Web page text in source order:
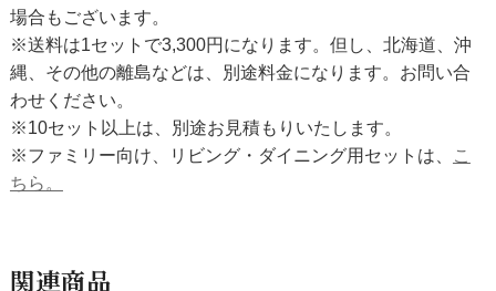
場合もございます。
※送料は1セットで3,300円になります。但し、北海道、沖
縄、その他の離島などは、別途料金になります。お問い合
わせください。
※10セット以上は、別途お見積もりいたします。
※ファミリー向け、リビング・ダイニング用セットは、
こ
ちら。
関連商品